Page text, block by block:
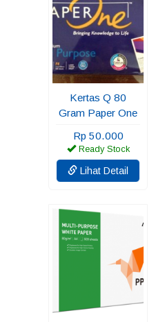
Kertas Q 80
Gram Paper One
Rp 50.000
Ready Stock
Lihat Detail